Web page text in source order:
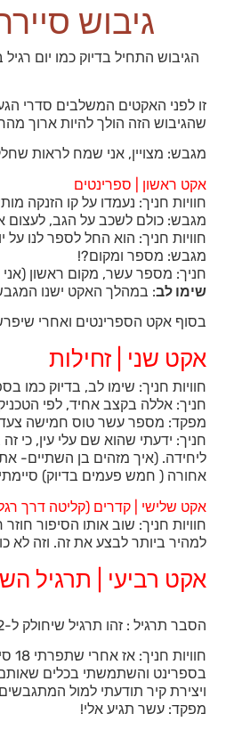
גיבוש
הגיבוש התחיל בדיוק כמו יום
זו לפני האקטים המשלבים סדרי
שהגיבוש הזה הולך להיות ארוך
מגבש: מצויין, אני שמח לראות
אקט ראשון | ספרינטים
חוויות חניך: נעמדו על קו הזנקה
מגבש: כולם לשכב על הגב, לעצום
חוויות חניך: הוא החל לספר לנו
מגבש: מספר ומקום?!
חניך: מספר עשר, מקום ראשון (אני
שימו לב: במהלך האקט ישנו
בסוף אקט הספרינטים ואחרי
אקט שני | זחילות
חוויות חניך: שימו לב, בדיוק כמו בספרינטים. אתם זוחלים (40 מטר) מקיפים את השק
חניך: אללה בקצב אחיד, לפי
מפקד: מספר עשר טוס חמישה
חניך: ידעתי שהוא שם עלי עין,
ליחידה. (איך מזהים בן השתיים-
אחורה ( חמש פעמים בדיוק)
אקט שלישי | קדרים (קליטה דרך
חוויות חניך: שוב אותו הסיפור
למהיר ביותר לבצע את זה. וזה לא
אקט רביעי | תרגיל
הסבר תרגיל : זהו תרגיל שיחולק ל-2 מקצים, בהם תצטרכו לעשות את מספר הסיבובים הגבוה ביותר.
בספרינט והשתמשתי בכלים
ויצירת קיר תודעתי למול
מפקד: עשר תגיע אלי!